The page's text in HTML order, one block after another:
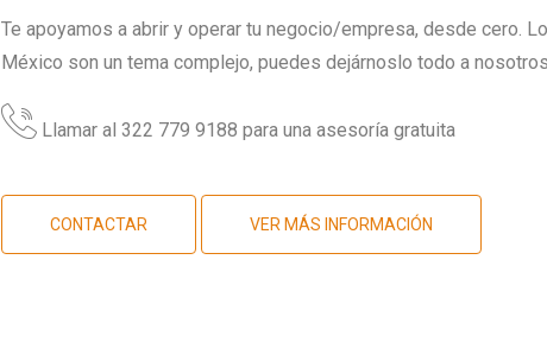
Te apoyamos a abrir y operar tu negocio/empresa, desde cero.
México son un tema complejo, puedes dejárnoslo todo a nosotros
Llamar al 322 779 9188 para una asesoría gratuita
CONTACTAR VER MÁS INFORMACIÓN